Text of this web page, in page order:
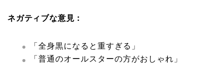
ネガティブな意見：
「全身黒になると重すぎる」
「普通のオールスターの方がおしゃれ」